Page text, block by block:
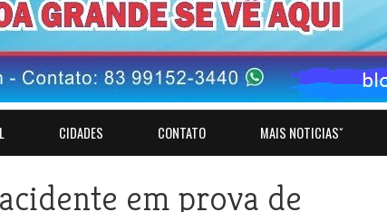
CIDADES CONTATO MAIS NOTICIASˇ
em prova de